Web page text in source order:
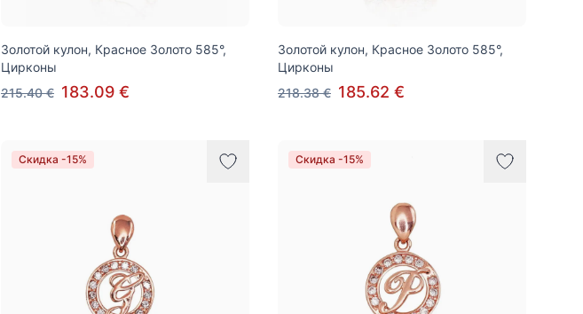
Золотой кулон, Красное Золото 585°,
Цирконы
215.40 € 183.09 €
Золотой кулон, Красное Золото 585°,
Цирконы
218.38 € 185.62 €
Скидка -15% Скидка -15%